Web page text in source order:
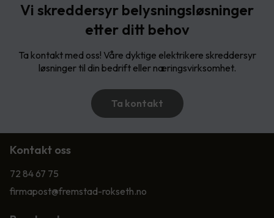
Vi skreddersyr belysningsløsninger
etter ditt behov
Ta kontakt med oss! Våre dyktige elektrikere skreddersyr
løsninger til din bedrift eller næringsvirksomhet.
Ta kontakt
Kontakt oss
72 84 67 75
firmapost@fremstad-rokseth.no